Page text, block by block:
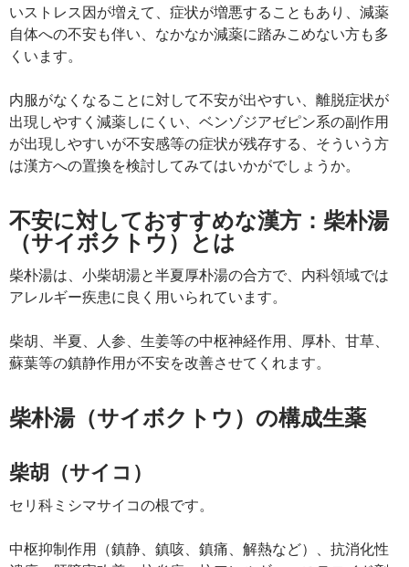
いストレス因が増えて、症状が増悪することもあり、減薬
自体への不安も伴い、なかなか減薬に踏みこめない方も多
くいます。
内服がなくなることに対して不安が出やすい、離脱症状が
出現しやすく減薬しにくい、ベンゾジアゼピン系の副作用
が出現しやすいが不安感等の症状が残存する、そういう方
は漢方への置換を検討してみてはいかがでしょうか。
不安に対しておすすめな漢方：柴朴湯
（サイボクトウ）とは
柴朴湯は、小柴胡湯と半夏厚朴湯の合方で、内科領域では
アレルギー疾患に良く用いられています。
柴胡、半夏、人参、生姜等の中枢神経作用、厚朴、甘草、
蘇葉等の鎮静作用が不安を改善させてくれます。
柴朴湯（サイボクトウ）の構成生薬
柴胡（サイコ）
セリ科ミシマサイコの根です。
中枢抑制作用（鎮静、鎮咳、鎮痛、解熱など）、抗消化性